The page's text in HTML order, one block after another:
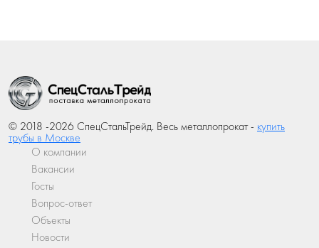
© 2018 -2026 СпецСтальТрейд. Весь металлопрокат - купить
трубы в Москве
О компании
Вакансии
Госты
Вопрос-ответ
Объекты
Новости